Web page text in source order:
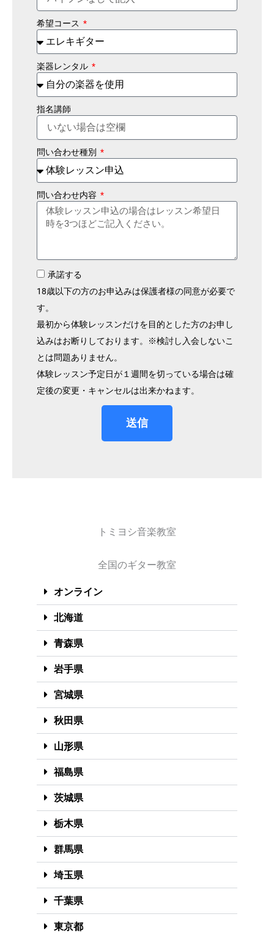
希望コース
楽器レンタル
指名講師
問い合わせ種別
問い合わせ内容
承諾する
18歳以下の方のお申込みは保護者様の同意が必要で
す。
最初から体験レッスンだけを目的とした方のお申し
込みはお断りしております。※検討し入会しないこ
とは問題ありません。
体験レッスン予定日が１週間を切っている場合は確
定後の変更・キャンセルは出来かねます。
送信
トミヨシ音楽教室
全国のギター教室
オンライン
北海道
青森県
岩手県
宮城県
秋田県
山形県
福島県
茨城県
栃木県
群馬県
埼玉県
千葉県
東京都